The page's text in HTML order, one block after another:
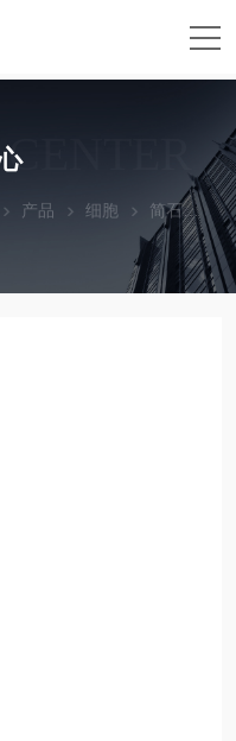
产品 细胞 简石GV3101根癌农杆菌感受态细胞JSR1801